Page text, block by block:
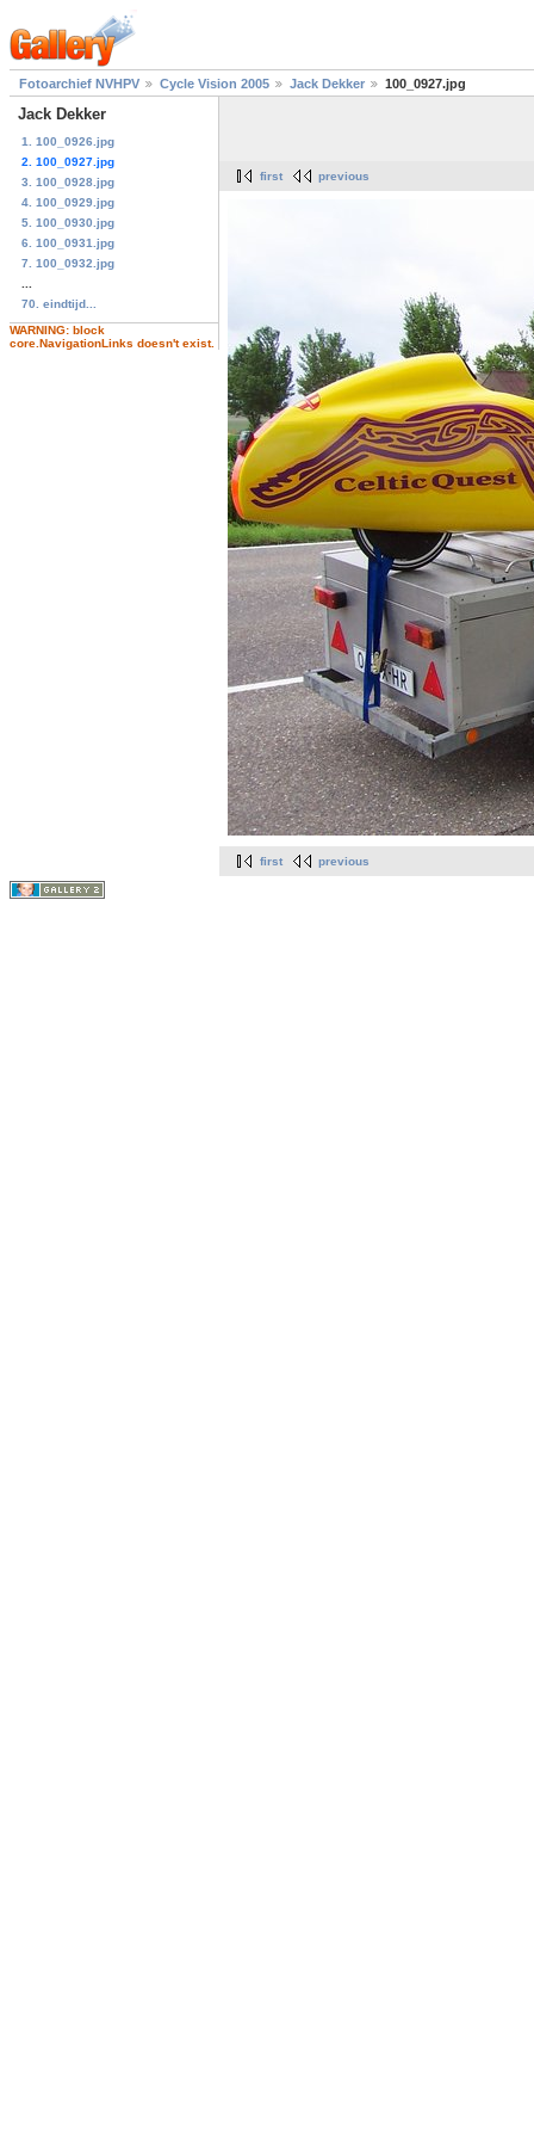
Fotoarchief NVHPV Cycle Vision 2005 Jack Dekker 100_0927.jpg
Jack Dekker
1. 100_0926.jpg
2. 100_0927.jpg
3. 100_0928.jpg
4. 100_0929.jpg
5. 100_0930.jpg
6. 100_0931.jpg
7. 100_0932.jpg
70. eindtijd...
WARNING: block
core.NavigationLinks doesn't exist.
first previous
first previous